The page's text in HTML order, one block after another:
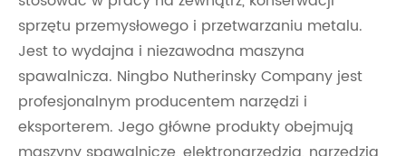
sprzętu przemysłowego i przetwarzaniu metalu.
Jest to wydajna i niezawodna maszyna
spawalnicza. Ningbo Nutherinsky Company jest
profesjonalnym producentem narzędzi i
eksporterem. Jego główne produkty obejmują